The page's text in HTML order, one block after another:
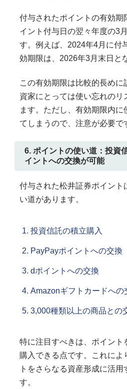
付与されたポイントの有効期
イント付与日の翌々年度の3
す。例えば、2024年4月に付
効期限は、2026年3月末日と
この有効期限は比較的長めに
資家にとっては使い忘れのリ
ます。ただし、有効期限内に
てしまうので、注意が必要で
6. ポイントの使い道：投資
イントへの交換が可能
付与された松井証券ポイント
い道があります。
投資信託の積立購入
PayPayポイントへの交換
dポイントへの交換
Amazonギフトカードへの
3,000種類以上の商品との
特に注目すべきは、ポイント
購入できる点です。これによ
トをさらなる資産形成に活用
す。